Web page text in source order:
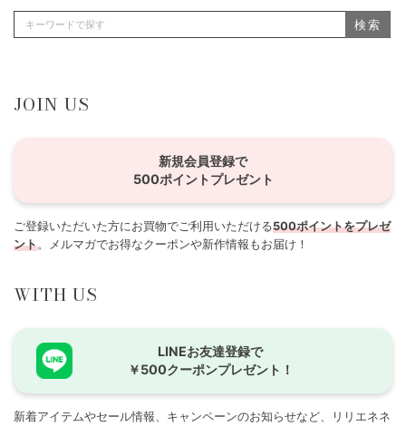
検索
JOIN US
新規会員登録で
500ポイントプレゼント
ご登録いただいた方にお買物でご利用いただける500ポイントをプレゼ
ント。メルマガでお得なクーポンや新作情報もお届け！
WITH US
LINEお友達登録で
￥500クーポンプレゼント！
新着アイテムやセール情報、キャンペーンのお知らせなど、リリエネネ